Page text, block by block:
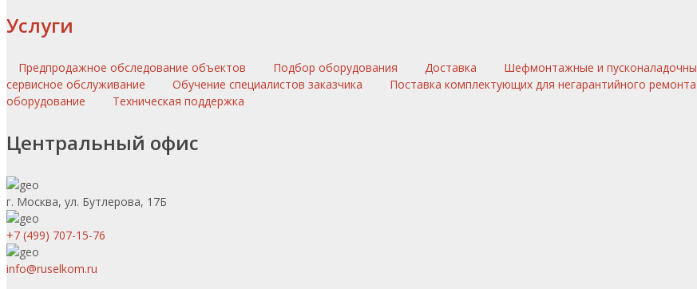
Услуги
Предпродажное обследование объектов Подбор оборудования Доставка Шефмонтажные и
сервисное обслуживание
Обучение специалистов заказчика Поставка комплектующих для негарантийного ремонта
оборудование
Техническая поддержка
Центральный офис
г. Москва, ул. Бутлерова, 17Б
+7 (499) 707-15-76
info@ruselkom.ru